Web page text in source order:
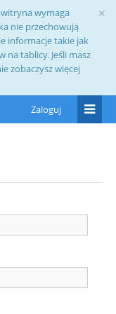
×
witryna wymaga
nie przechowują
informacje takie jak
na tablicy. Jeśli masz
zobaczysz więcej
Zaloguj